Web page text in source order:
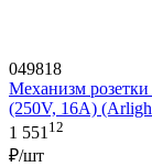
049818
Механизм
(250V, 16A)
1 55112
₽/шт